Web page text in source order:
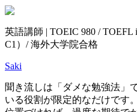
英語講師 | TOEIC 980 / TOEFL
C1）/ 海外大学院合格
Saki
聞き流しは「ダメな勉強法」
いる役割が限定的なだけです